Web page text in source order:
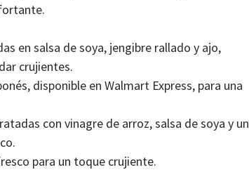
en salsa de soya, jengibre rallado y ajo,
crujientes.
disponible en Walmart Express, para una
con vinagre de arroz, salsa de soya y un
para un toque crujiente.